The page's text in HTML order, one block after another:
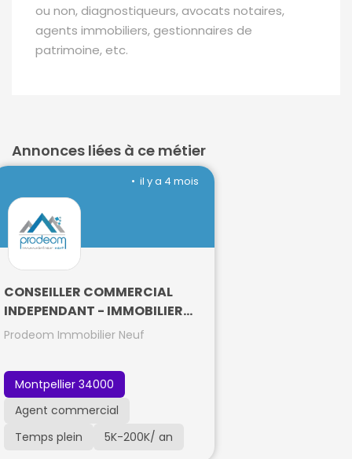
ou non, diagnostiqueurs, avocats notaires,
agents immobiliers, gestionnaires de
patrimoine, etc.
Annonces liées à ce métier
il y a 4 mois
CONSEILLER COMMERCIAL
INDEPENDANT - IMMOBILIER
NEUF
Prodeom Immobilier Neuf
Montpellier 34000
Agent commercial
Temps plein
5K-200K/ an